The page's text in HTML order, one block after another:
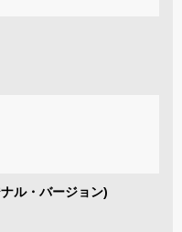
ル・バージョン)